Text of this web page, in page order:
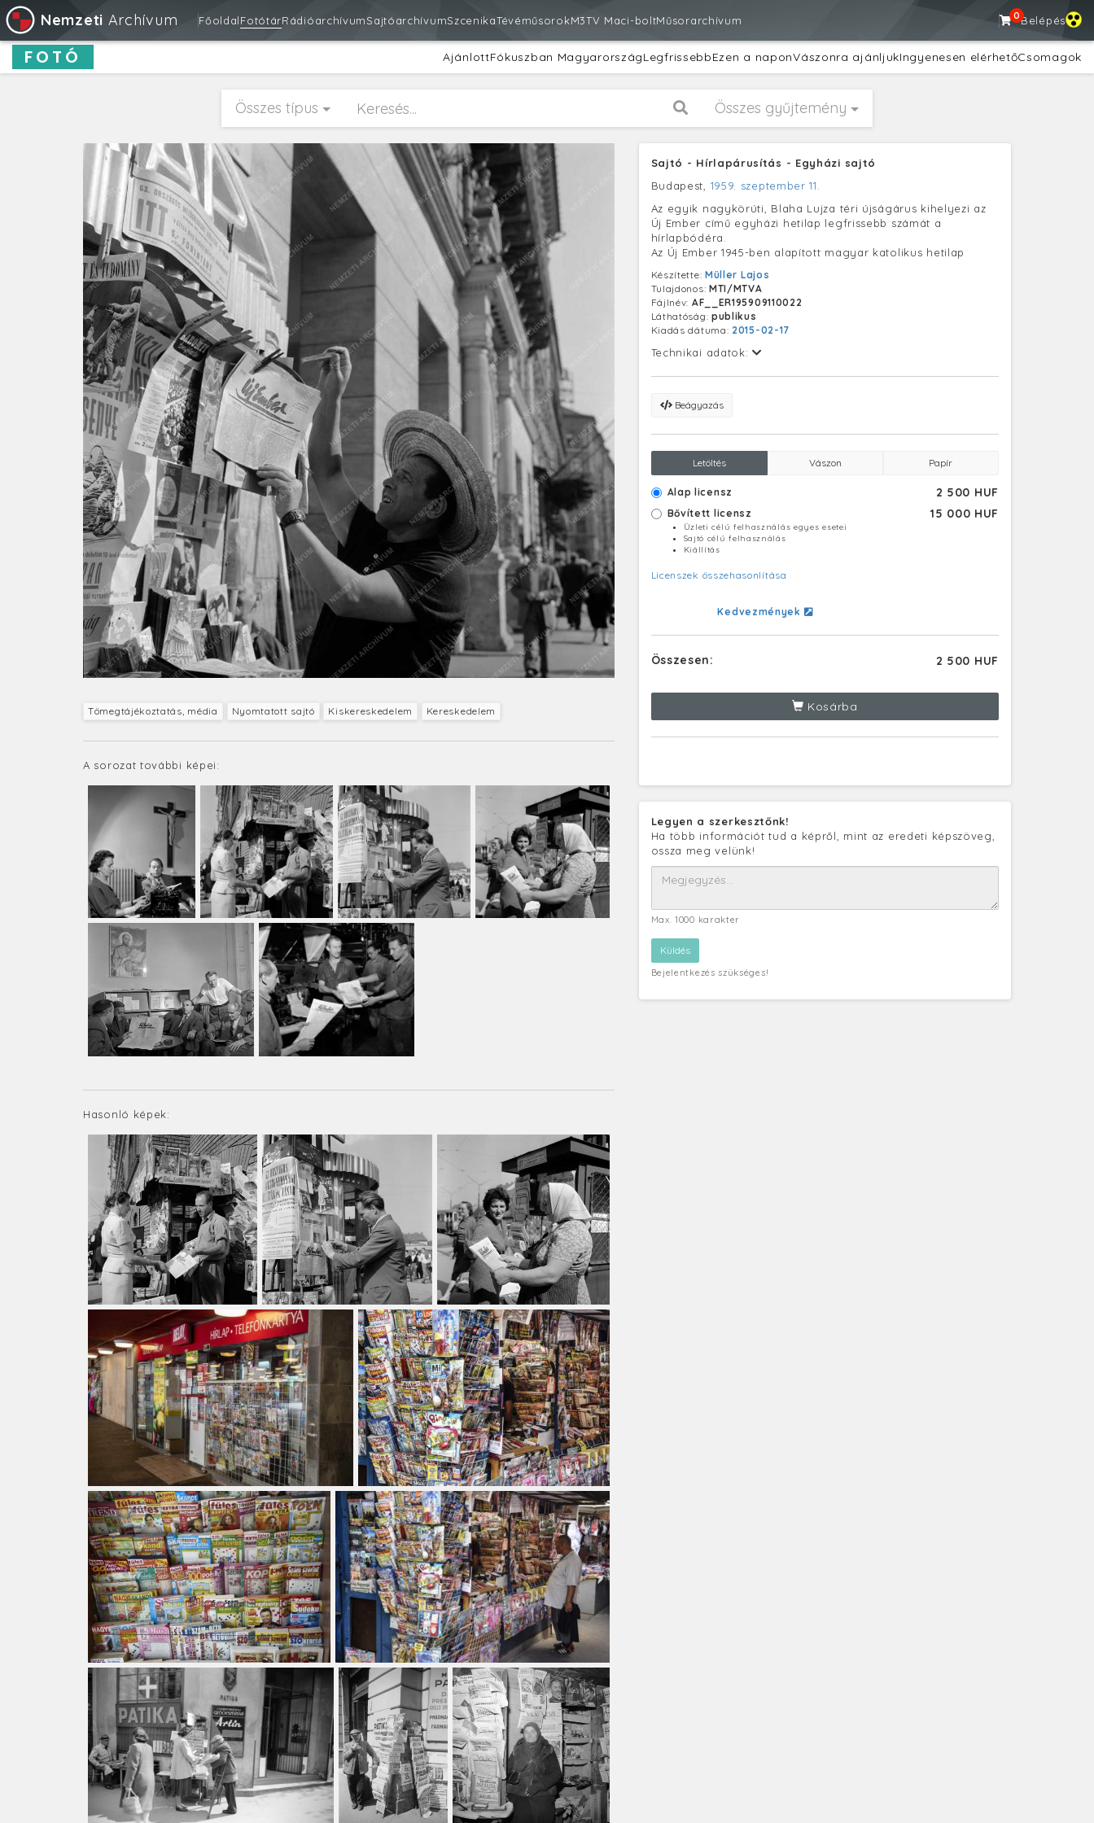
Nemzeti Archívum FőoldalFotótárRádióarchívumSajtóarchívumSzcenikaTévéműsorokM3TV Maci-boltMűsorarchívum 0Belépés
FOTÓ AjánlottFókuszban MagyarországLegfrissebbEzen a naponVászonra ajánljukIngyenesen elérhetőCsomagok
Összes típus Összes gyűjtemény
Tömegtájékoztatás, média Nyomtatott sajtó Kiskereskedelem Kereskedelem
A sorozat további képei:
Hasonló képek:
Sajtó - Hírlapárusítás - Egyházi sajtó
Budapest, 1959. szeptember 11.
Az egyik nagykörúti, Blaha Lujza téri újságárus kihelyezi az
Új Ember című egyházi hetilap legfrissebb számát a
hírlapbódéra.
Az Új Ember 1945-ben alapított magyar katolikus hetilap
Készítette: Müller Lajos
Tulajdonos: MTI/MTVA
Fájlnév: AF__ER195909110022
Láthatóság: publikus
Kiadás dátuma: 2015-02-17
Technikai adatok:
Beágyazás
Letöltés Vászon Papír
Alap licensz 2 500 HUF
Bővített licensz 15 000 HUF
Üzleti célú felhasználás egyes esetei
Sajtó célú felhasználás
Kiállítás
Licenszek összehasonlítása
Kedvezmények
Összesen: 2 500 HUF
Kosárba
Legyen a szerkesztőnk!
Ha több információt tud a képről, mint az eredeti képszöveg,
ossza meg velünk!
Max. 1000 karakter
Bejelentkezés szükséges!